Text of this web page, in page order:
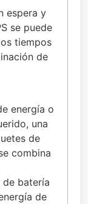
espera y
se puede
tiempos
de
energía o
una
de
combina
batería
de